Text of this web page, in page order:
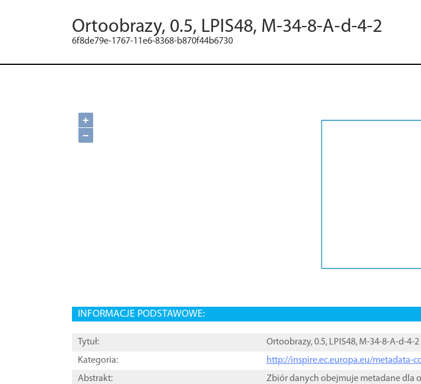
Ortoobrazy, 0.5, LPIS48, M-34-8-A-d-4-2
6f8de79e-1767-11e6-8368-b870f44b6730
+
−
INFORMACJE PODSTAWOWE:
Tytuł:
Ortoobrazy, 0.5, LPIS48, M-34-8-A-d-4-2
Kategoria:
http://inspire.ec.europa.eu/metadata-
Abstrakt:
Zbiór danych obejmuje metadane dla